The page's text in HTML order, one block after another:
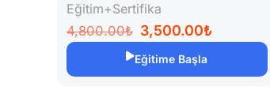
Eğitim+Sertifika
4,800.00₺ 3,500.00₺
Eğitime Başla